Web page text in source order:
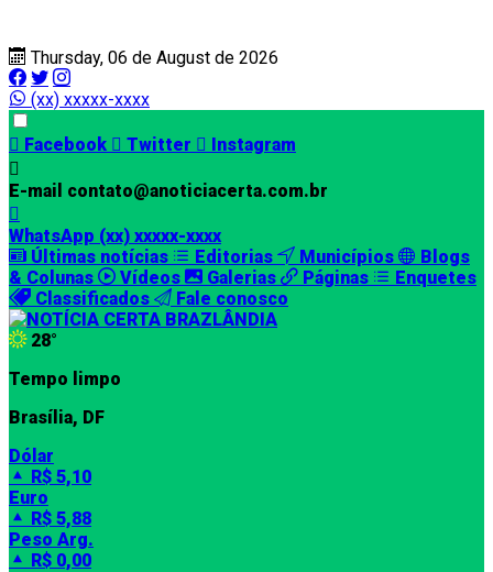
Thursday, 06 de August de 2026
(xx) xxxxx-xxxx
Facebook Twitter Instagram
E-mail contato@anoticiacerta.com.br
WhatsApp (xx) xxxxx-xxxx
Últimas notícias
Editorias Municípios
Blogs
& Colunas
Vídeos Galerias Páginas
Enquetes
Classificados
Fale conosco
28°
Tempo limpo
Brasília, DF
Dólar
R$ 5,10
Euro
R$ 5,88
Peso Arg.
R$ 0,00